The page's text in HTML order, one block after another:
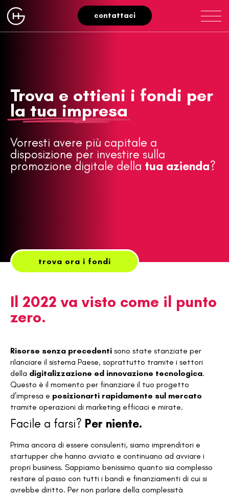
contattaci
Trova e ottieni i fondi per
la tua impresa
Vorresti avere più capitale a
disposizione per investire sulla
promozione digitale della tua azienda?
trova ora i fondi
Il 2022 va visto come il punto
zero.
Risorse senza precedenti sono state stanziate per
rilanciare il sistema Paese, soprattutto tramite i settori
della digitalizzazione ed innovazione tecnologica.
Questo è il momento per finanziare il tuo progetto
d’impresa e posizionarti rapidamente sul mercato
tramite operazioni di marketing efficaci e mirate.
Facile a farsi? Per niente.
Prima ancora di essere consulenti, siamo imprenditori e
startupper che hanno avviato e continuano ad avviare i
propri business. Sappiamo benissimo quanto sia complesso
restare al passo con tutti i bandi e finanziamenti di cui si
avrebbe diritto. Per non parlare della complessità